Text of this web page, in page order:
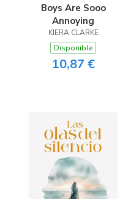
Boys Are Sooo
Annoying
KIERA CLARKE
Disponible
10,87 €